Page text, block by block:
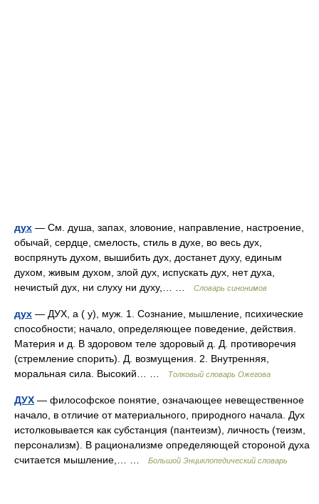
дух — См. душа, запах, зловоние, направление, настроение,
обычай, сердце, смелость, стиль в духе, во весь дух,
воспрянуть духом, вышибить дух, достанет духу, единым
духом, живым духом, злой дух, испускать дух, нет духа,
нечистый дух, ни слуху ни духу,… …
Словарь синонимов
дух — ДУХ, а ( у), муж. 1. Сознание, мышление, психические
способности; начало, определяющее поведение, действия.
Материя и д. В здоровом теле здоровый д. Д. противоречия
(стремление спорить). Д. возмущения. 2. Внутренняя,
моральная сила. Высокий… …
Толковый словарь Ожегова
ДУХ — философское понятие, означающее невещественное
начало, в отличие от материального, природного начала. Дух
истолковывается как субстанция (пантеизм), личность (теизм,
персонализм). В рационализме определяющей стороной духа
считается мышление,… …
Большой Энциклопедический словарь